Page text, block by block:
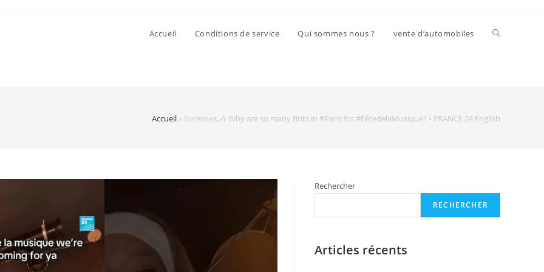
Accueil Conditions de service Qui sommes nous ? vente d’automobiles
Accueil » Suresnes,🎶 Why are so many Brits in #Paris for #FêtedelaMusique? • FRANCE 24 English
Rechercher
RECHERCHER
Articles récents